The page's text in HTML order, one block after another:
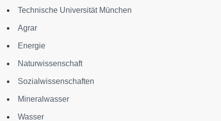
Technische Universität München
Agrar
Energie
Naturwissenschaft
Sozialwissenschaften
Mineralwasser
Wasser